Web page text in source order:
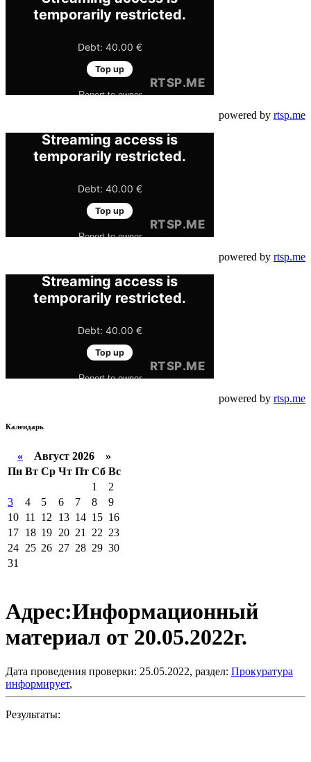
powered by rtsp.me
powered by rtsp.me
powered by rtsp.me
Календарь
« Август 2026 »
Пн Вт Ср Чт Пт Сб Вс
1
2
3
4 5 6 7 8
9
10 11 12 13 14 15 16
17 18 19 20 21 22 23
24 25 26 27 28 29 30
31
Адрес:Информационный
материал от 20.05.2022г.
Дата проведения проверки: 25.05.2022, раздел: Прокуратура
информирует,
Результаты: